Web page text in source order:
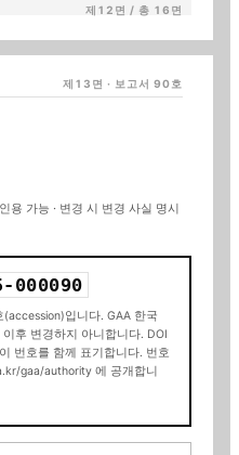
제12면 / 총 16면
제13면 · 보고서 90호
용 가능 · 변경 시 변경 사실 명시
000090
입니다. GAA 한국
후 변경하지 아니합니다. DOI
번호를 함께 표기합니다. 번호
gaa/authority 에 공개합니